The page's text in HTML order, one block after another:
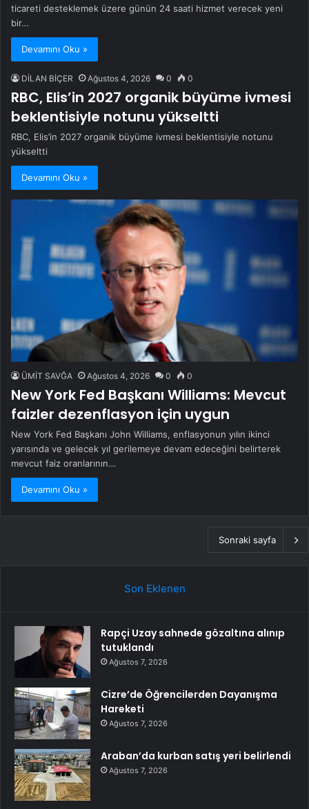
ticareti desteklemek üzere günün 24 saati hizmet verecek yeni
bir…
Devamını Oku »
DİLAN BİÇER Ağustos 4, 2026 0 0
RBC, Elis’in 2027 organik büyüme ivmesi
beklentisiyle notunu yükseltti
RBC, Elis’in 2027 organik büyüme ivmesi beklentisiyle notunu
yükseltti
Devamını Oku »
ÜMİT SAVĞA Ağustos 4, 2026 0 0
New York Fed Başkanı Williams: Mevcut
faizler dezenflasyon için uygun
New York Fed Başkanı John Williams, enflasyonun yılın ikinci
yarısında ve gelecek yıl gerilemeye devam edeceğini belirterek
mevcut faiz oranlarının…
Devamını Oku »
Sonraki sayfa
Son Eklenen
Rapçi Uzay sahnede gözaltına alınıp
tutuklandı
Ağustos 7, 2026
Cizre’de Öğrencilerden Dayanışma
Hareketi
Ağustos 7, 2026
Araban’da kurban satış yeri belirlendi
Ağustos 7, 2026